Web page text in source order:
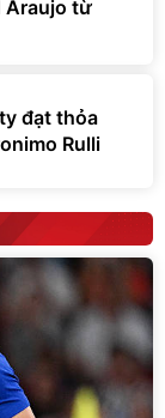
Araujo từ
đạt thỏa
Rulli